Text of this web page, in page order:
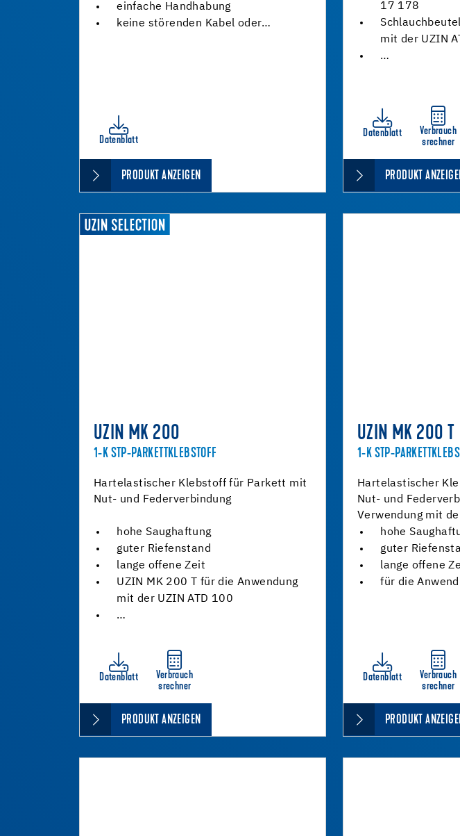
einfache Handhabung
keine störenden Kabel oder…
Datenblatt
PRODUKT ANZEIGEN
17 178
mit der UZIN
…
Datenblatt
Verbrauch
srechner
PRODUKT
UZIN MK 200
1-K STP-PARKETTKLEBSTOFF
Hartelastischer Klebstoff für Parkett mit
Nut- und Federverbindung
hohe Saughaftung
guter Riefenstand
lange offene Zeit
UZIN MK 200 T für die Anwendung
mit der UZIN ATD 100
…
Datenblatt
Verbrauch
srechner
PRODUKT ANZEIGEN
UZIN MK 200 T
1-K STP-
Hartelastischer
Nut- und
Verwendung mit
hohe
guter
lange offene
für die
Datenblatt
Verbrauch
srechner
PRODUKT